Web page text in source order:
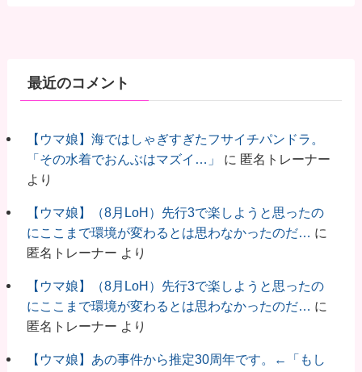
最近のコメント
【ウマ娘】海ではしゃぎすぎたフサイチパンドラ。
「その水着でおんぶはマズイ…」
に 匿名トレーナー
より
【ウマ娘】（8月LoH）先行3で楽しようと思ったの
にここまで環境が変わるとは思わなかったのだ… に
匿名トレーナー より
【ウマ娘】（8月LoH）先行3で楽しようと思ったの
にここまで環境が変わるとは思わなかったのだ… に
匿名トレーナー より
【ウマ娘】あの事件から推定30周年です。←「もし